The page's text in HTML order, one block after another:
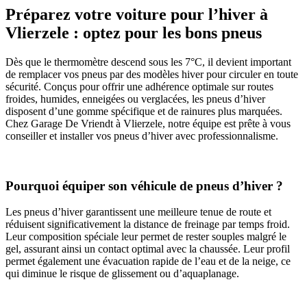
Préparez votre voiture pour l’hiver à
Vlierzele : optez pour les bons pneus
Dès que le thermomètre descend sous les 7°C, il devient important
de remplacer vos pneus par des modèles hiver pour circuler en toute
sécurité. Conçus pour offrir une adhérence optimale sur routes
froides, humides, enneigées ou verglacées, les pneus d’hiver
disposent d’une gomme spécifique et de rainures plus marquées.
Chez Garage De Vriendt à Vlierzele, notre équipe est prête à vous
conseiller et installer vos pneus d’hiver avec professionnalisme.
Pourquoi équiper son véhicule de pneus d’hiver ?
Les pneus d’hiver garantissent une meilleure tenue de route et
réduisent significativement la distance de freinage par temps froid.
Leur composition spéciale leur permet de rester souples malgré le
gel, assurant ainsi un contact optimal avec la chaussée. Leur profil
permet également une évacuation rapide de l’eau et de la neige, ce
qui diminue le risque de glissement ou d’aquaplanage.